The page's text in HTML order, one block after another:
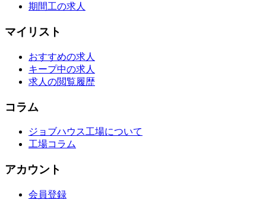
期間工の求人
マイリスト
おすすめの求人
キープ中の求人
求人の閲覧履歴
コラム
ジョブハウス工場について
工場コラム
アカウント
会員登録